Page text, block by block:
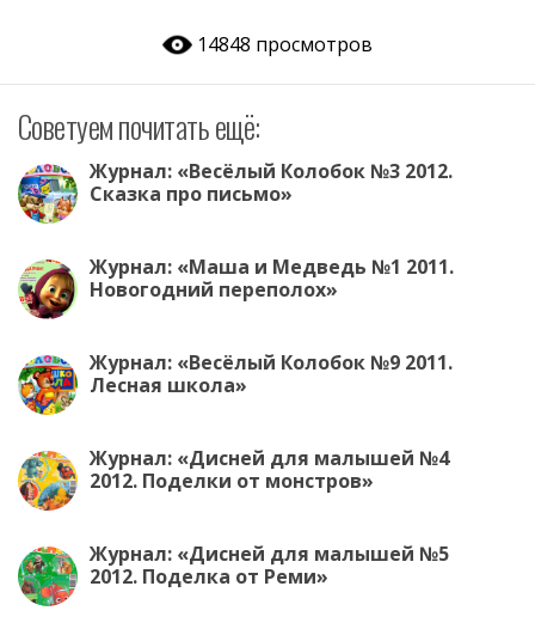
o
o
k
p
p
as
s
ki
m
14848 просмотров
Советуем почитать ещё:
Журнал: «Весёлый Колобок №3 2012.
Сказка про письмо»
Журнал: «Маша и Медведь №1 2011.
Новогодний переполох»
Журнал: «Весёлый Колобок №9 2011.
Лесная школа»
Журнал: «Дисней для малышей №4
2012. Поделки от монстров»
Журнал: «Дисней для малышей №5
2012. Поделка от Реми»